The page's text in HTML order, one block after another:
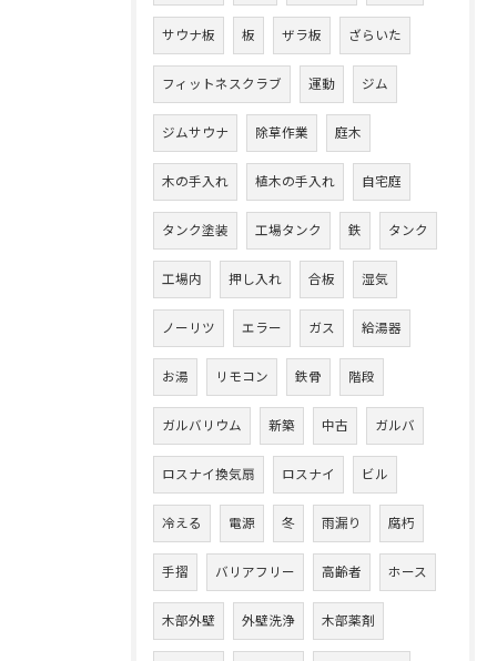
サウナ板 板 ザラ板 ざらいた
フィットネスクラブ 運動 ジム
ジムサウナ 除草作業 庭木
木の手入れ 植木の手入れ 自宅庭
タンク塗装 工場タンク 鉄 タンク
工場内 押し入れ 合板 湿気
ノーリツ エラー ガス 給湯器
お湯 リモコン 鉄骨 階段
ガルバリウム 新築 中古 ガルバ
ロスナイ換気扇 ロスナイ ビル
冷える 電源 冬 雨漏り 腐朽
手摺 バリアフリー 高齢者 ホース
木部外壁 外壁洗浄 木部薬剤